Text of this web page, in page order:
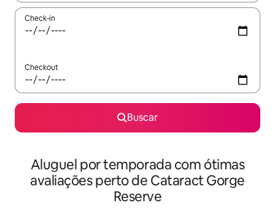
Check-in
Checkout
Buscar
Aluguel por temporada com ótimas
avaliações perto de Cataract Gorge
Reserve